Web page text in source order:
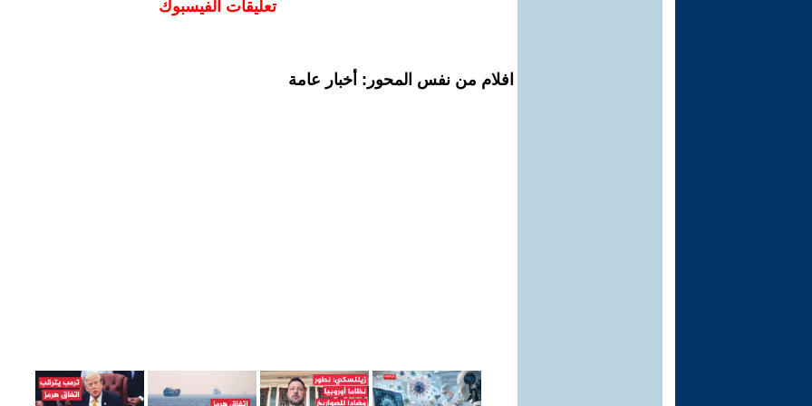
تعليقات الفيسبوك
افلام من نفس المحور: أخبار عامة